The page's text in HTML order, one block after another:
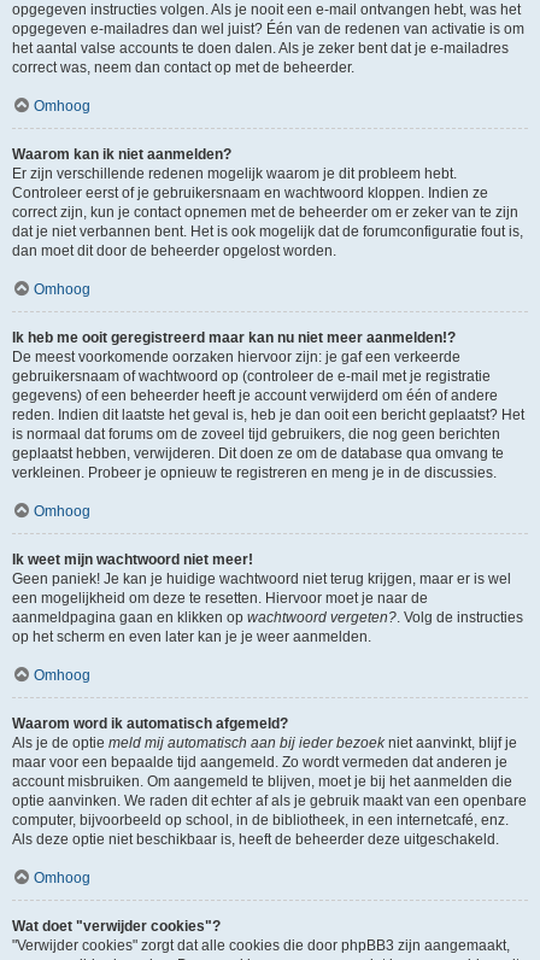
opgegeven instructies volgen. Als je nooit een e-mail ontvangen hebt, was het
opgegeven e-mailadres dan wel juist? Één van de redenen van activatie is om
het aantal valse accounts te doen dalen. Als je zeker bent dat je e-mailadres
correct was, neem dan contact op met de beheerder.
Omhoog
Waarom kan ik niet aanmelden?
Er zijn verschillende redenen mogelijk waarom je dit probleem hebt.
Controleer eerst of je gebruikersnaam en wachtwoord kloppen. Indien ze
correct zijn, kun je contact opnemen met de beheerder om er zeker van te zijn
dat je niet verbannen bent. Het is ook mogelijk dat de forumconfiguratie fout is,
dan moet dit door de beheerder opgelost worden.
Omhoog
Ik heb me ooit geregistreerd maar kan nu niet meer aanmelden!?
De meest voorkomende oorzaken hiervoor zijn: je gaf een verkeerde
gebruikersnaam of wachtwoord op (controleer de e-mail met je registratie
gegevens) of een beheerder heeft je account verwijderd om één of andere
reden. Indien dit laatste het geval is, heb je dan ooit een bericht geplaatst? Het
is normaal dat forums om de zoveel tijd gebruikers, die nog geen berichten
geplaatst hebben, verwijderen. Dit doen ze om de database qua omvang te
verkleinen. Probeer je opnieuw te registreren en meng je in de discussies.
Omhoog
Ik weet mijn wachtwoord niet meer!
Geen paniek! Je kan je huidige wachtwoord niet terug krijgen, maar er is wel
een mogelijkheid om deze te resetten. Hiervoor moet je naar de
aanmeldpagina gaan en klikken op wachtwoord vergeten?. Volg de instructies
op het scherm en even later kan je je weer aanmelden.
Omhoog
Waarom word ik automatisch afgemeld?
Als je de optie meld mij automatisch aan bij ieder bezoekniet aanvinkt, blijf je
maar voor een bepaalde tijd aangemeld. Zo wordt vermeden dat anderen je
account misbruiken. Om aangemeld te blijven, moet je bij het aanmelden die
optie aanvinken. We raden dit echter af als je gebruik maakt van een openbare
computer, bijvoorbeeld op school, in de bibliotheek, in een internetcafé, enz.
Als deze optie niet beschikbaar is, heeft de beheerder deze uitgeschakeld.
Omhoog
Wat doet "verwijder cookies"?
"Verwijder cookies" zorgt dat alle cookies die door phpBB3 zijn aangemaakt,